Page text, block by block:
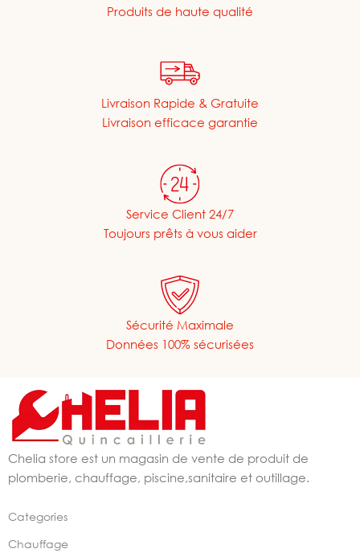
Produits de haute qualité
Livraison Rapide & Gratuite
Livraison efficace garantie
Service Client 24/7
Toujours prêts à vous aider
Sécurité Maximale
Données 100% sécurisées
Chelia store est un magasin de vente de produit de
plomberie, chauffage, piscine,sanitaire et outillage.
Categories
Chauffage